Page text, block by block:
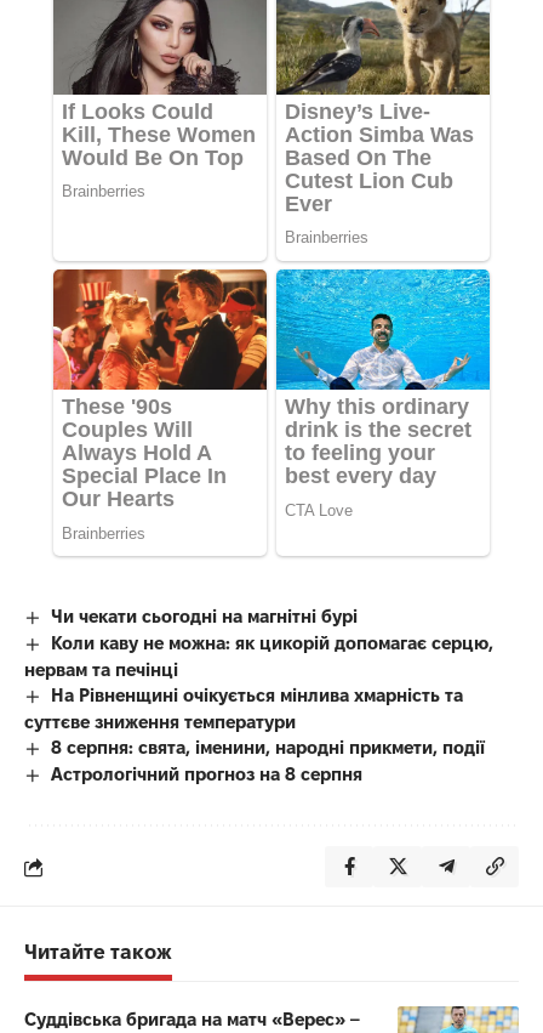
Чи чекати сьогодні на магнітні бурі
Коли каву не можна: як цикорій допомагає серцю,
нервам та печінці
На Рівненщині очікується мінлива хмарність та
суттєве зниження температури
8 серпня: свята, іменини, народні прикмети, події
Астрологічний прогноз на 8 серпня
Читайте також
Суддівська бригада на матч «Верес» –